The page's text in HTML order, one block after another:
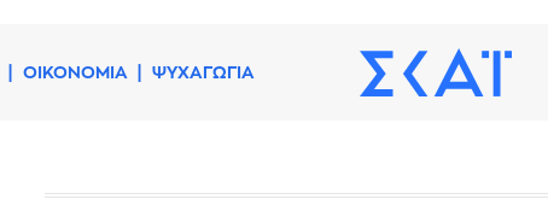
ΟΙΚΟΝΟΜΙΑ ΨΥΧΑΓΩΓΙΑ